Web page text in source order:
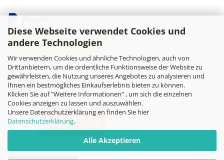
Diese Webseite verwendet Cookies und
andere Technologien
Wir verwenden Cookies und ähnliche Technologien, auch von
Drittanbietern, um die ordentliche Funktionsweise der Website zu
gewährleisten, die Nutzung unseres Angebotes zu analysieren und
Ihnen ein bestmögliches Einkaufserlebnis bieten zu können.
Klicken Sie auf "Weitere Informationen" , um sich die einzelnen
Cookies anzeigen zu lassen und auszuwählen.
Unsere Datenschutzerklärung en finden Sie hier
Datenschutzerklärung.
Alle Akzeptieren